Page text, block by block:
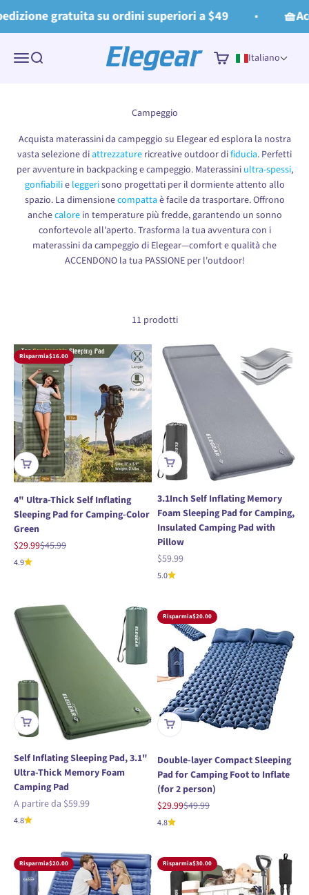
Read
the
Policy
gratuita su ordini superiori a $49
MenùCerca Elegear Carrello Italiano
Acquista materassini da campeggio su Elegear ed esplora la nostra
vasta selezione diattrezzature ricreative outdoor difiducia. Perfetti
per avventure in backpacking e campeggio. Materassini ultra-spessi,
gonfiabilie leggerisono progettati per il dormiente attento allo
spazio. La dimensionecompatta è facile da trasportare. Offrono
anchecalorein temperature più fredde, garantendo un sonno
confortevole all'aperto. Trasforma la tua avventura con i
materassini da campeggio di Elegear—comfort e qualità che
ACCENDONO la tua PASSIONE per l'outdoor!
11 prodotti
Risparmia$16.00
4" Ultra-Thick Self Inflating
Sleeping Pad for Camping-Color
Green
Prezzo scontato
$29.99Prezzo
$45.99
4.9
3.1Inch Self Inflating Memory
Foam Sleeping Pad for Camping,
Insulated Camping Pad with
Pillow
Prezzo scontato
$59.99
5.0
Self Inflating Sleeping Pad, 3.1"
Ultra-Thick Memory Foam
Camping Pad
Prezzo scontato
A partire da $59.99
4.8
Risparmia$20.00
Double-layer Compact Sleeping
Pad for Camping Foot to Inflate
(for 2 person)
Prezzo scontato
$29.99Prezzo
$49.99
4.8
Risparmia$20.00 Risparmia$30.00